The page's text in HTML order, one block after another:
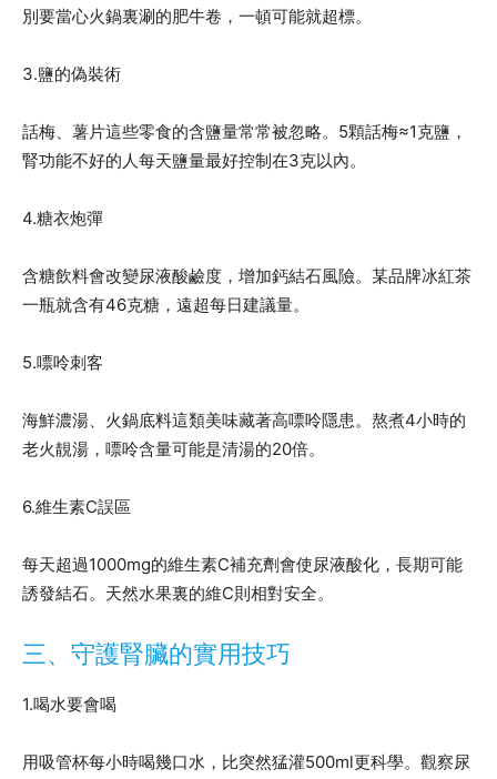
別要當心火鍋裏涮的肥牛卷，一頓可能就超標。
3.鹽的偽裝術
話梅、薯片這些零食的含鹽量常常被忽略。5顆話梅≈1克鹽，
腎功能不好的人每天鹽量最好控制在3克以內。
4.糖衣炮彈
含糖飲料會改變尿液酸鹼度，增加鈣結石風險。某品牌冰紅茶
一瓶就含有46克糖，遠超每日建議量。
5.嘌呤刺客
海鮮濃湯、火鍋底料這類美味藏著高嘌呤隱患。熬煮4小時的
老火靚湯，嘌呤含量可能是清湯的20倍。
6.維生素C誤區
每天超過1000mg的維生素C補充劑會使尿液酸化，長期可能
誘發結石。天然水果裏的維C則相對安全。
三、守護腎臟的實用技巧
1.喝水要會喝
用吸管杯每小時喝幾口水，比突然猛灌500ml更科學。觀察尿